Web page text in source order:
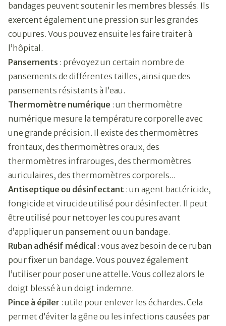
bandages peuvent soutenir les membres blessés. Ils
exercent également une pression sur les grandes
coupures. Vous pouvez ensuite les faire traiter à
l’hôpital.
Pansements : prévoyez un certain nombre de
pansements de différentes tailles, ainsi que des
pansements résistants à l’eau.
Thermomètre numérique : un thermomètre
numérique mesure la température corporelle avec
une grande précision. Il existe des thermomètres
frontaux, des thermomètres oraux, des
thermomètres infrarouges, des thermomètres
auriculaires, des thermomètres corporels...
Antiseptique ou désinfectant : un agent bactéricide,
fongicide et virucide utilisé pour désinfecter. Il peut
être utilisé pour nettoyer les coupures avant
d’appliquer un pansement ou un bandage.
Ruban adhésif médical : vous avez besoin de ce ruban
pour fixer un bandage. Vous pouvez également
l’utiliser pour poser une attelle. Vous collez alors le
doigt blessé à un doigt indemne.
Pince à épiler : utile pour enlever les échardes. Cela
permet d’éviter la gêne ou les infections causées par